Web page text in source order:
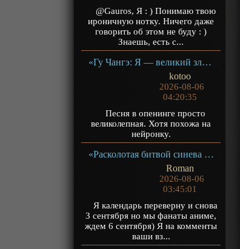
@Gauros, Я : ) Понимаю твою
ироничную нотку. Ничего даже
говорить об этом не буду : )
Знаешь, есть с...
«Гу Чангэ: Я — великий злодей Небесной Судьбы» ТВ-1
kotoo
2026-08-06
04:20:35
Песня в опенинге просто
великолепная. Хотя похожа на
нейронку.
«Расколотая битвой синева небес 5» ТВ-5
Roman
2026-08-06
03:45:01
Я календарь переверну и снова
3 сентября но мы фанаты аниме,
ждем 6 сентября) Я на комменты
ваши вз...